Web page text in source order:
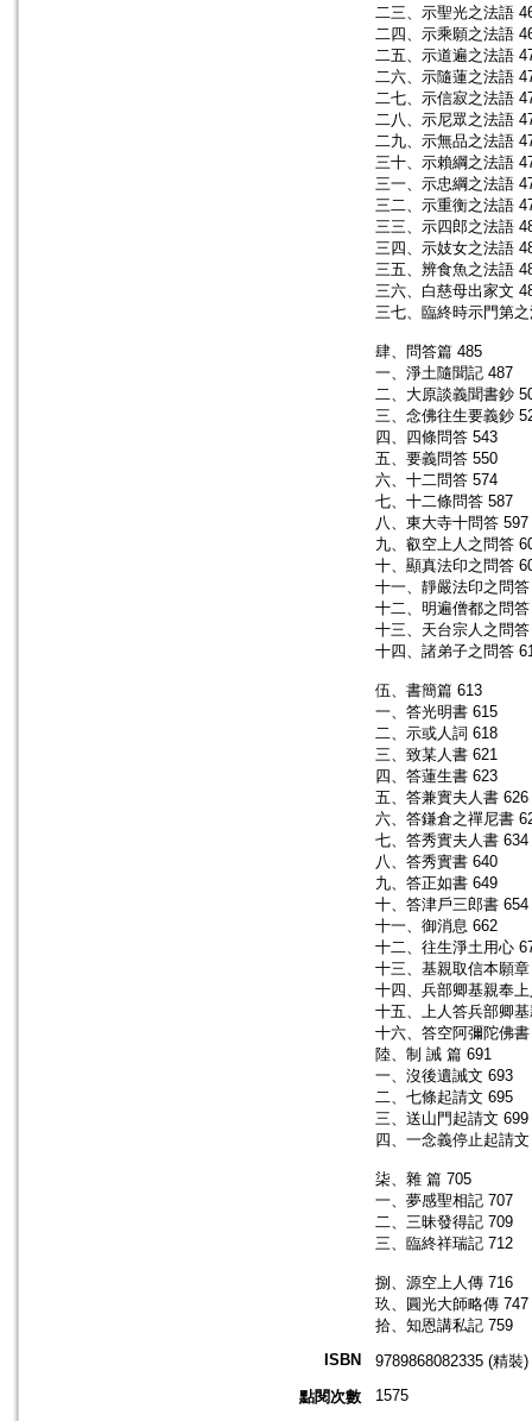
二三、示聖光之法語
二四、示乘願之法語
二五、示道遍之法語
二六、示隨蓮之法語
二七、示信寂之法語
二八、示尼眾之法語
二九、示無品之法語
三十、示賴綱之法語
三一、示忠綱之法語
三二、示重衡之法語
三三、示四郎之法語
三四、示妓女之法語
三五、辨食魚之法語
三六、白慈母出家文
三七、臨終時示門第
肆、問答篇 485
一、淨土隨聞記 487
二、大原談義聞書鈔
三、念佛往生要義鈔
四、四條問答 543
五、要義問答 550
六、十二問答 574
七、十二條問答 587
八、東大寺十問答 597
九、叡空上人之問答
十、顯真法印之問答
十一、靜嚴法印之問
十二、明遍僧都之問
十三、天台宗人之問
十四、諸弟子之問答
伍、書簡篇 613
一、答光明書 615
二、示或人詞 618
三、致某人書 621
四、答蓮生書 623
五、答兼實夫人書 626
六、答鎌倉之禪尼書
七、答秀實夫人書 634
八、答秀實書 640
九、答正如書 649
十、答津戶三郎書 654
十一、御消息 662
十二、往生淨土用心
十三、基親取信本願
十四、兵部卿基親奉
十五、上人答兵部卿
十六、答空阿彌陀佛
陸、制 誡 篇 691
一、沒後遺誡文 693
二、七條起請文 695
三、送山門起請文 699
四、一念義停止起請
柒、雜 篇 705
一、夢感聖相記 707
二、三昧發得記 709
三、臨終祥瑞記 712
捌、源空上人傳 716
玖、圓光大師略傳 747
拾、知恩講私記 759
ISBN
9789868082335 (精裝)
點閱次數
1575